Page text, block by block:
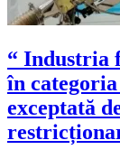
“ Industria
în
exceptată